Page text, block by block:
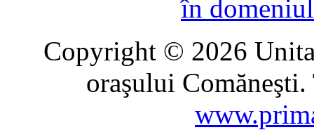
în
Copyright © 2026
oraşului